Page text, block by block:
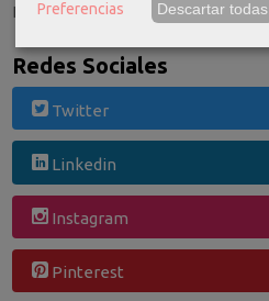
El carrito de la compra está vacío
Redes Sociales
Twitter
Linkedin
Instagram
Pinterest
Preferencias Descartar todas